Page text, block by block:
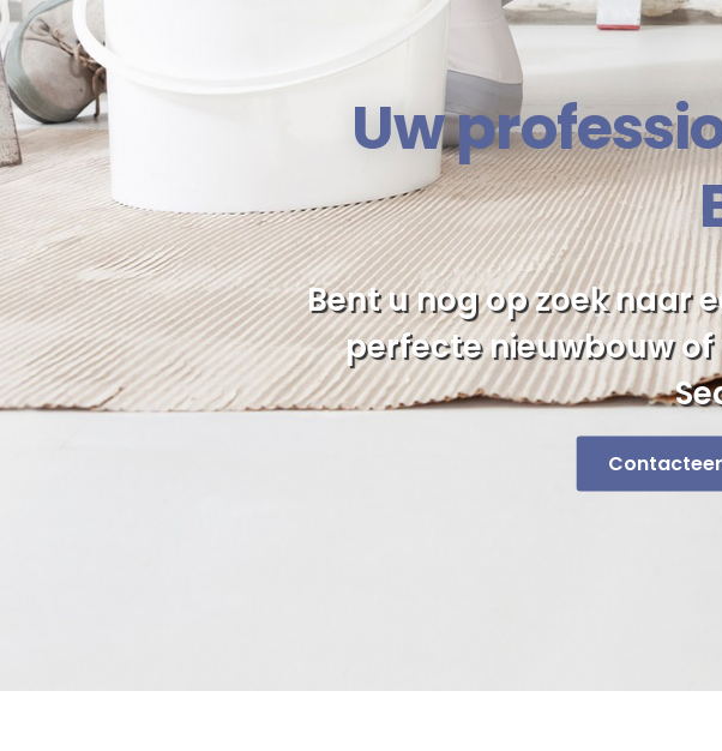
Uw
Bent u nog op zoek naar
perfecte nieuwbouw